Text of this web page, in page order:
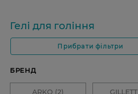
Гелі для гоління
Прибрати фільтри